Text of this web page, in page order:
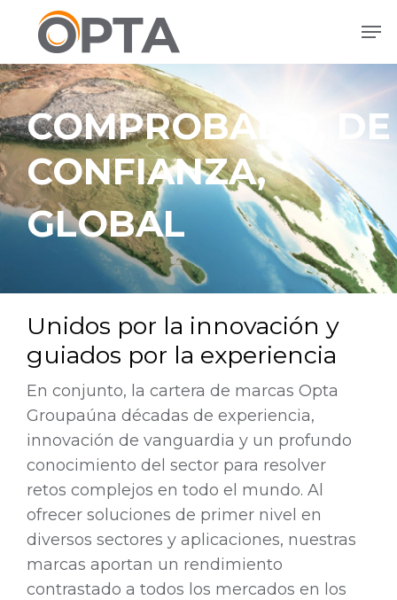
contenido
principal
COMPROBADO, DE
CONFIANZA,
GLOBAL
Unidos por la innovación y
guiados por la experiencia
En conjunto, la cartera de marcas Opta
Groupaúna décadas de experiencia,
innovación de vanguardia y un profundo
conocimiento del sector para resolver
retos complejos en todo el mundo. Al
ofrecer soluciones de primer nivel en
diversos sectores y aplicaciones, nuestras
marcas aportan un rendimiento
contrastado a todos los mercados en los